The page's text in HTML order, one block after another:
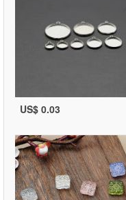
US$ 0.03